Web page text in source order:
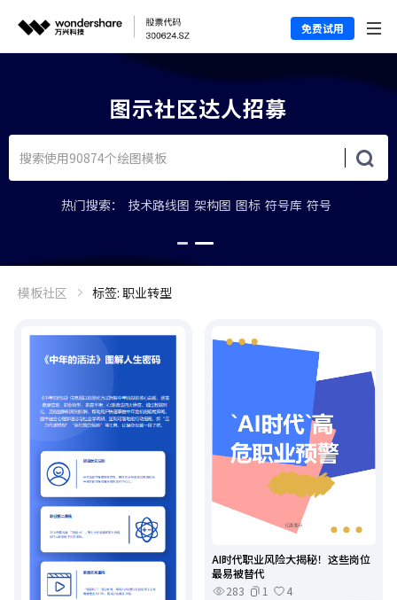
免费试用
图示社区达人招募
热门搜索： 技术路线图 架构图 图标 符号库 符号
模板社区 标签: 职业转型
AI时代职业风险大揭秘！这些岗位
最易被替代
283
1
4